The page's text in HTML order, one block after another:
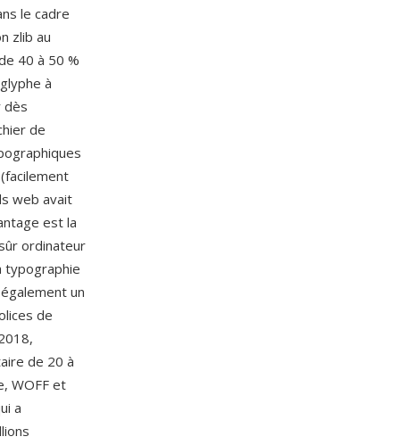
le cadre
zlib au
40 à 50 %
à
dès
de
web avait
est la
ordinateur
typographie
un
de
de 20 à
WOFF et
a